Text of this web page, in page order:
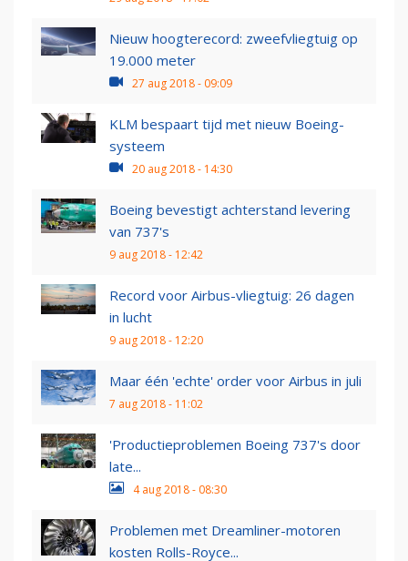
Nieuw hoogterecord: zweefvliegtuig op
19.000 meter
27 aug 2018 - 09:09
KLM bespaart tijd met nieuw Boeing-
systeem
20 aug 2018 - 14:30
Boeing bevestigt achterstand levering
van 737's
9 aug 2018 - 12:42
Record voor Airbus-vliegtuig: 26 dagen
in lucht
9 aug 2018 - 12:20
Maar één 'echte' order voor Airbus in juli
7 aug 2018 - 11:02
'Productieproblemen Boeing 737's door
late...
4 aug 2018 - 08:30
Problemen met Dreamliner-motoren
kosten Rolls-Royce...